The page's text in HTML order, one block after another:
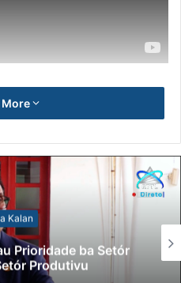
Kalan
Prioridade ba Setór
Produtivu